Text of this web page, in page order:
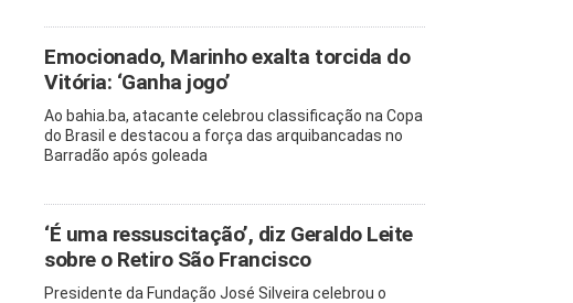
Emocionado, Marinho exalta torcida do
Vitória: ‘Ganha jogo’
Ao bahia.ba, atacante celebrou classificação na Copa
do Brasil e destacou a força das arquibancadas no
Barradão após goleada
‘É uma ressuscitação’, diz Geraldo Leite
sobre o Retiro São Francisco
Presidente da Fundação José Silveira celebrou o